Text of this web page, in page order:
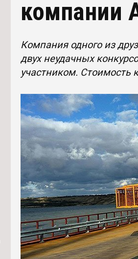
компании
Компания одного из
двух неудачных
участником. Стоимость